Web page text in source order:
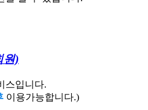
원)
스입니다.
이용가능합니다.)